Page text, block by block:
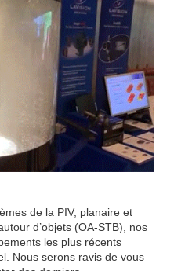
de la PIV, planaire et
d’objets (OA-STB), nos
les plus récents
Nous serons ravis de vous